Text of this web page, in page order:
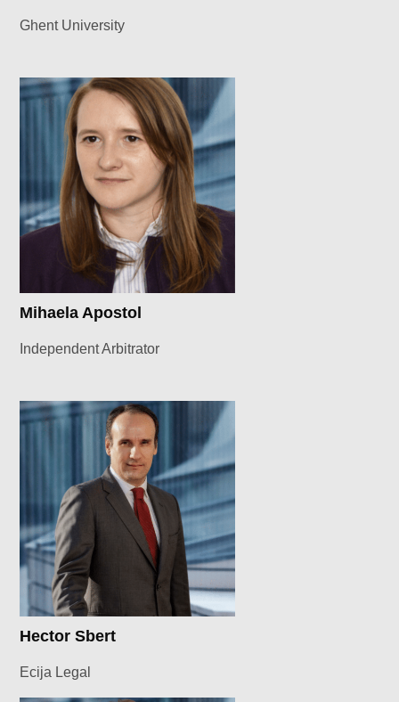
Ghent University
Mihaela Apostol
Independent Arbitrator
Hector Sbert
Ecija Legal